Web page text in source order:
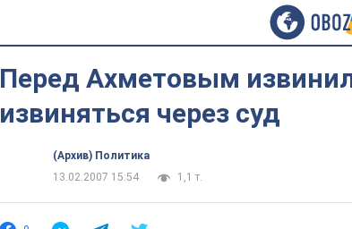
Перед Ахметовым
извиняться через суд
(Архив) Политика
13.02.2007 15:54
1,1 т.